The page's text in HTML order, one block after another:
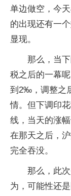
单边做空，今
的出现还有一
显现。
那么，当
税之后的一幕
到2‰，调整之
情。但下调印
线，当天的涨
在那天之后，
完全吞没。
那么，此
为，可能性还